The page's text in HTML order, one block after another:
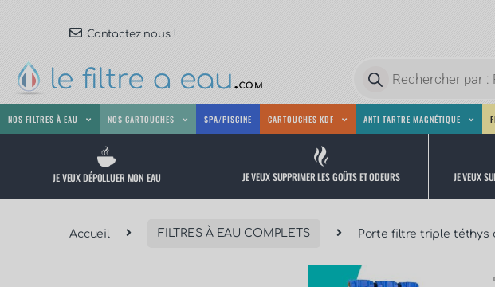
Contactez nous !
NOS FILTRES À EAU NOS CARTOUCHES SPA/PISCINE CARTOUCHES KDF ANTI TARTRE MAGNÉTIQUE
JE VEUX DÉPOLLUER MON EAU JE VEUX SUPPRIMER LES GOÛTS ET ODEURS JE VEUX
Accueil FILTRES À EAU COMPLETS Porte filtre triple téthys